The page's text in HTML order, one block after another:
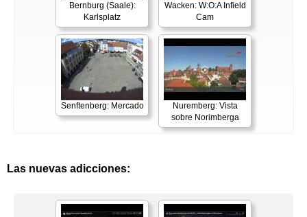
Bernburg (Saale):
Karlsplatz
Wacken: W:O:A Infield
Cam
Senftenberg: Mercado
Nuremberg: Vista
sobre Norimberga
Las nuevas adicciones: